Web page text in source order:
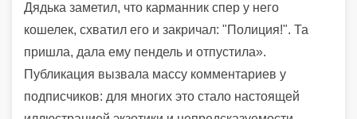
Дядька заметил, что карманник спер у него
кошелек, схватил его и закричал: "Полиция!". Та
пришла, дала ему пендель и отпустила».
Публикация вызвала массу комментариев у
подписчиков: для многих это стало настоящей